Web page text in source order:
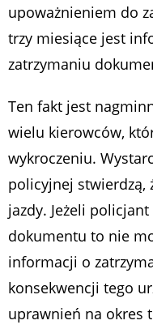
upoważnieniem do
trzy miesiące jest
zatrzymaniu
Ten fakt jest
wielu kierowców,
wykroczeniu.
policyjnej stwierdzą,
jazdy. Jeżeli
dokumentu to nie
informacji o
konsekwencji tego
uprawnień na okres